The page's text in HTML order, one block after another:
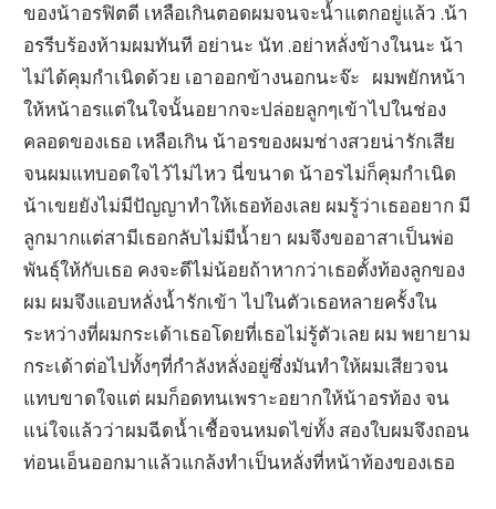
ของน้าอรฟิตดี เหลือเกินตอดผมจนจะน้ำแตกอยู่แล้ว .น้า
อรรีบร้องห้ามผมทันที อย่านะ นัท .อย่าหลั่งข้างในนะ น้า
ไม่ได้คุมกำเนิดด้วย เอาออกข้างนอกนะจ๊ะ ผมพยักหน้า
ให้หน้าอรแต่ในใจนั้นอยากจะปล่อยลูกๆเข้าไปในช่อง
คลอดของเธอ เหลือเกิน น้าอรของผมช่างสวยน่ารักเสีย
จนผมแทบอดใจไว้ไม่ไหว นี่ขนาด น้าอรไม่ก็คุมกำเนิด
น้าเขยยังไม่มีปัญญาทำให้เธอท้องเลย ผมรู้ว่าเธออยาก มี
ลูกมากแต่สามีเธอกลับไม่มีน้ำยา ผมจึงขออาสาเป็นพ่อ
พันธุ์ให้กับเธอ คงจะดีไม่น้อยถ้าหากว่าเธอตั้งท้องลูกของ
ผม ผมจึงแอบหลั่งน้ำรักเข้า ไปในตัวเธอหลายครั้งใน
ระหว่างที่ผมกระเด้าเธอโดยที่เธอไม่รู้ตัวเลย ผม พยายาม
กระเด้าต่อไปทั้งๆที่กำลังหลั่งอยู่ซึ่งมันทำให้ผมเสียวจน
แทบขาดใจแต่ ผมก็อดทนเพราะอยากให้น้าอรท้อง จน
แน่ใจแล้วว่าผมฉีดน้ำเชื้อจนหมดไข่ทั้ง สองใบผมจึงถอน
ท่อนเอ็นออกมาแล้วแกล้งทำเป็นหลั่งที่หน้าท้องของเธอ